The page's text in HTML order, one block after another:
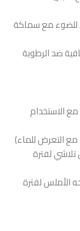
فعالًا للضوء مع سماكة
ضد الرطوبة
مع الاستخدام
تلاشي لفترة
الأملس لفترة